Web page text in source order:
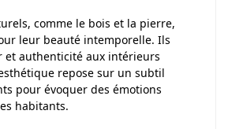
comme le bois et la pierre,
leur beauté intemporelle. Ils
et authenticité aux intérieurs
repose sur un subtil
pour évoquer des émotions
habitants.